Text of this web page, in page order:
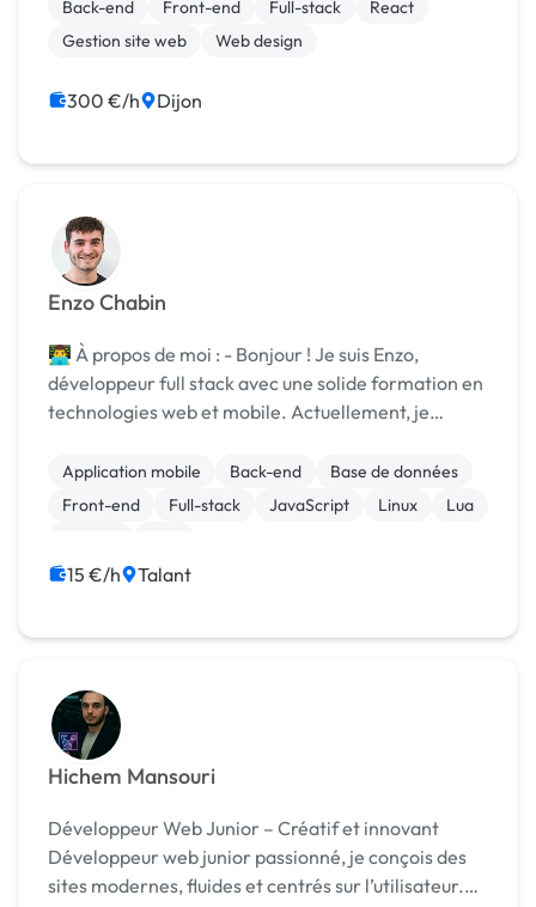
solide dans le développement web, j’accompagne
mes client...
Back-end Front-end Full-stack
React
Gestion site web
Web design
300 €/h Dijon
Enzo Chabin
👨‍💻 À propos de moi : - Bonjour ! Je suis Enzo,
développeur full stack avec une solide formation en
technologies web et mobile. Actuellement, je
pour rester à la pointe des tendances
technologiques et...
Application mobile Back-end
Base de données
Front-end
Full-stack JavaScript Linux
Lua
15 €/h Talant
Hichem Mansouri
Développeur Web Junior – Créatif et innovant
Développeur web junior passionné, je conçois des
sites modernes, fluides et centrés sur l’utilisateur.